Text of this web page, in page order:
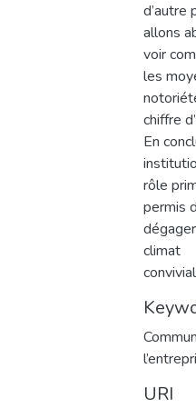
d’autre
allons
voir
les
chiffre
En
rôle
permis
climat
URI